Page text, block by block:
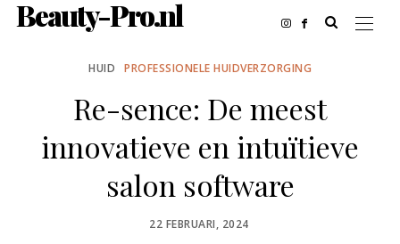
Beauty-Pro.nl
HUID PROFESSIONELE HUIDVERZORGING
Re-sence: De meest
innovatieve en intuïtieve
salon software
POSTED
22 FEBRUARI, 2024